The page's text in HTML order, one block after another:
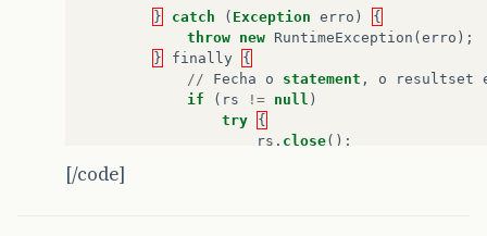
} catch ( Exception erro )
{
throw new RuntimeException (erro );
}
finally
{
//
Fecha o statement , o resultset
if
( rs != null )
try
{
rs . close();
[/code]